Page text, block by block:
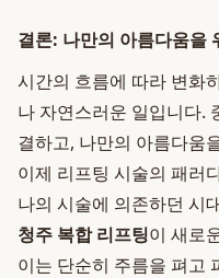
결론: 나만의 아름다움을
시간의 흐름에 따라 변화
나 자연스러운 일입니다.
결하고, 나만의 아름다움
이제 리프팅 시술의 패러
나의 시술에 의존하던 시
청주 복합 리프팅이 새로
이는 단순히 주름을 펴고